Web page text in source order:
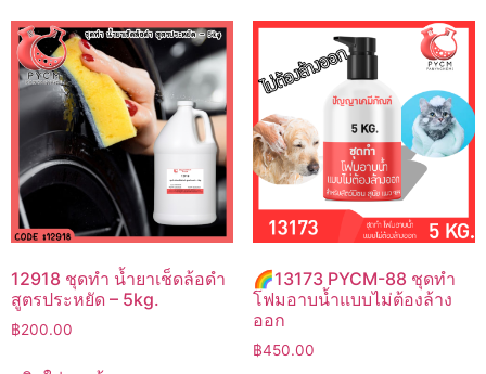
12918 ชุดทำ น้ำยาเช็ดล้อดำ
สูตรประหยัด – 5kg.
฿200.00
🌈13173 PYCM-88 ชุดทำ
โฟมอาบน้ำแบบไม่ต้องล้าง
ออก
฿450.00